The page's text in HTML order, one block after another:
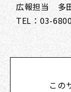
広報担当 多
TEL：03-
この